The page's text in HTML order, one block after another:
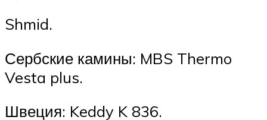
Shmid.
Сербские камины: MBS Thermo
Vesta plus.
Швеция: Keddy K 836.